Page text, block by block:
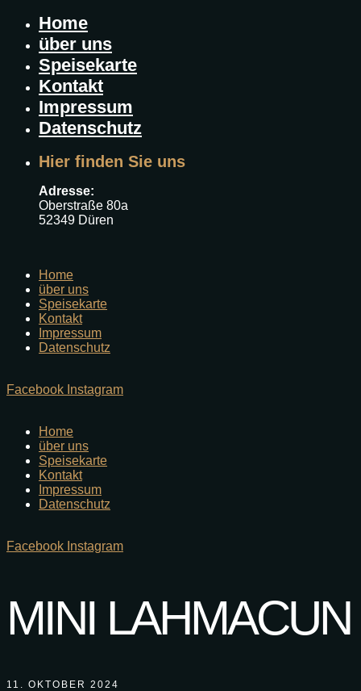
Home
über uns
Speisekarte
Kontakt
Impressum
Datenschutz
Hier finden Sie uns
Adresse:
Oberstraße 80a
52349 Düren
Home
über uns
Speisekarte
Kontakt
Impressum
Datenschutz
Facebook Instagram
Home
über uns
Speisekarte
Kontakt
Impressum
Datenschutz
Facebook Instagram
MINI LAHMACUN
11. OKTOBER 2024